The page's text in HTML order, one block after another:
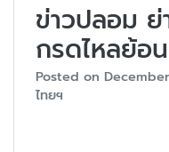
ข่าวปลอม
กรดไหลย้อน
Posted on
ไทยฯ